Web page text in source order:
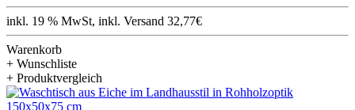
inkl. 19 % MwSt, inkl. Versand 32,77€
Warenkorb
+ Wunschliste
+ Produktvergleich